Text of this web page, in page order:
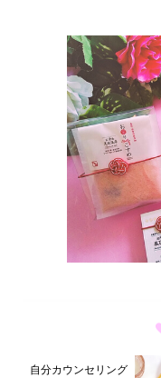
自分カウンセリング